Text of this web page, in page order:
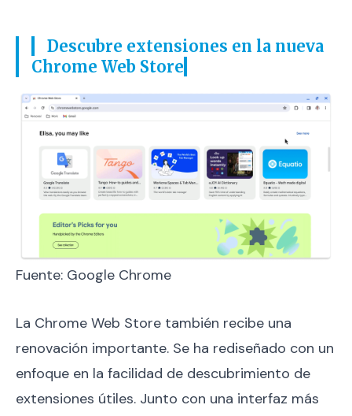
Descubre extensiones en la nueva
Chrome Web Store
Fuente: Google Chrome
La Chrome Web Store también recibe una
renovación importante. Se ha rediseñado con un
enfoque en la facilidad de descubrimiento de
extensiones útiles. Junto con una interfaz más